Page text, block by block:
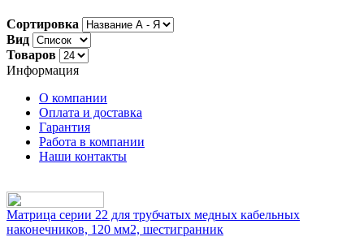
Сортировка
Вид
Товаров
Информация
О компании
Оплата и доставка
Гарантия
Работа в компании
Наши контакты
Матрица серии 22 для трубчатых медных кабельных
наконечников, 120 мм2, шестигранник